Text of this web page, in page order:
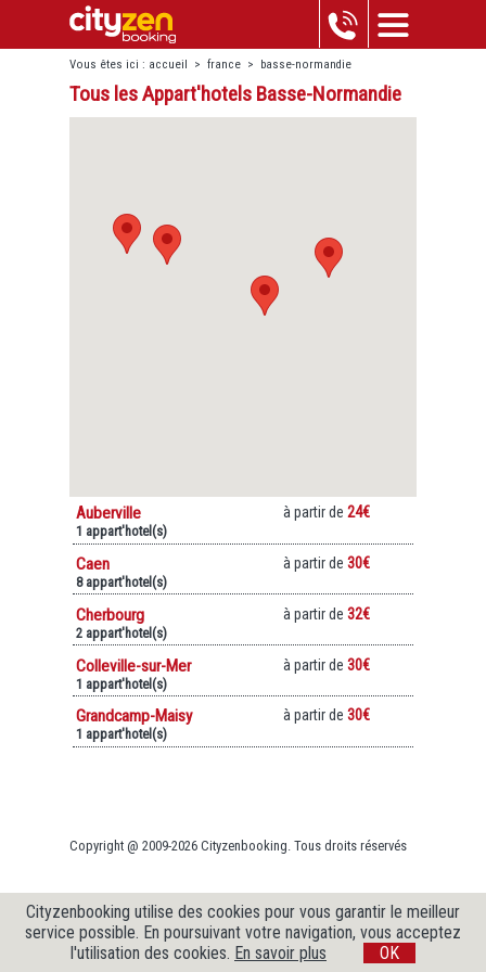
Vous êtes ici : accueil > france > basse-normandie
Tous les Appart'hotels Basse-Normandie
Auberville
1 appart'hotel(s)
à partir de 24€
Caen
8 appart'hotel(s)
à partir de 30€
Cherbourg
2 appart'hotel(s)
à partir de 32€
Colleville-sur-Mer
1 appart'hotel(s)
à partir de 30€
Grandcamp-Maisy
1 appart'hotel(s)
à partir de 30€
Copyright @ 2009-2026 Cityzenbooking. Tous droits réservés
Cityzenbooking utilise des cookies pour vous garantir le meilleur
service possible. En poursuivant votre navigation, vous acceptez
l'utilisation des cookies. En savoir plus OK